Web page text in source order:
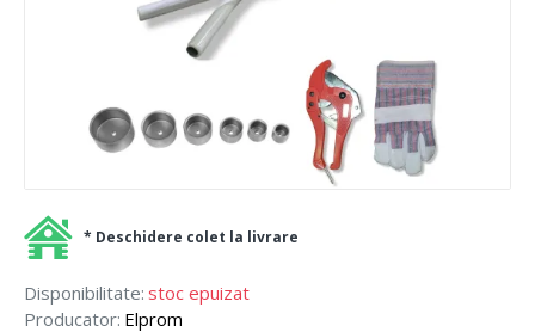
Disponibilitate: stoc epuizat
Producator: Elprom
* Deschidere colet la livrare